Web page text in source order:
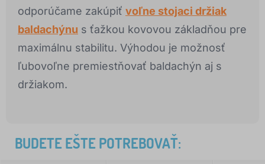
odporúčame zakúpiť voľne stojaci držiak
baldachýnu s ťažkou kovovou základňou pre
maximálnu stabilitu. Výhodou je možnosť
ľubovoľne premiestňovať baldachýn aj s
držiakom.
BUDETE EŠTE POTREBOVAŤ: